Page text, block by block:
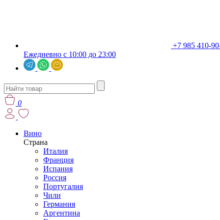
+7 985 410-
Ежедневно с 10:00 до 23:00
0
Вино
Страна
Италия
Франция
Испания
Россия
Португалия
Чили
Германия
Аргентина